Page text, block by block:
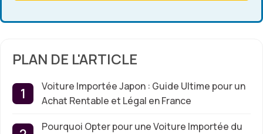
PLAN DE L'ARTICLE
Voiture Importée Japon : Guide Ultime pour un
Achat Rentable et Légal en France
Pourquoi Opter pour une Voiture Importée du